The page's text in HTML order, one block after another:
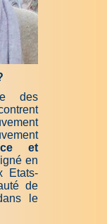
des
et
en
Etats-
de
le